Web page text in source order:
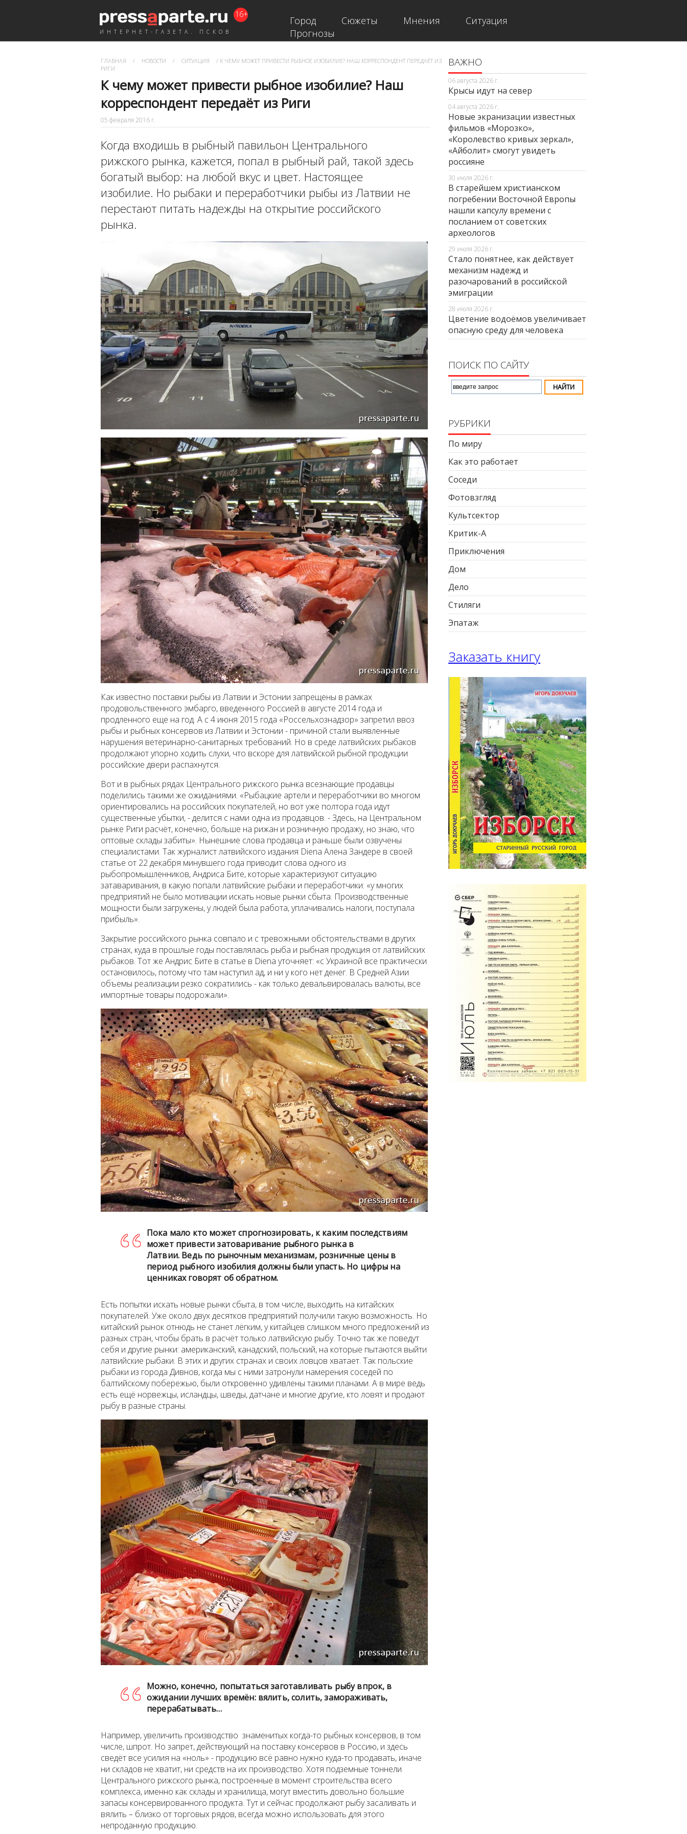
ИНТЕРНЕТ-ГАЗЕТА. ПСКОВ
16+
Город Сюжеты Мнения
Ситуация
Прогнозы
ГЛАВНАЯ / НОВОСТИ / СИТУАЦИЯ / К ЧЕМУ МОЖЕТ ПРИВЕСТИ РЫБНОЕ ИЗОБИЛИЕ? НАШ КОРРЕСПОНДЕНТ ПЕРЕДАЁТ ИЗ
РИГИ
К чему может привести рыбное изобилие? Наш
корреспондент передаёт из Риги
05 февраля 2016 г.
Когда входишь в рыбный павильон Центрального
рижского рынка, кажется, попал в рыбный рай, такой здесь
богатый выбор: на любой вкус и цвет. Настоящее
изобилие. Но рыбаки и переработчики рыбы из Латвии не
перестают питать надежды на открытие российского
рынка.
Как известно поставки рыбы из Латвии и Эстонии запрещены в рамках
продовольственного эмбарго, введенного Россией в августе 2014 года и
продленного еще на год. А с 4 июня 2015 года «Россельхознадзор» запретил ввоз
рыбы и рыбных консервов из Латвии и Эстонии - причиной стали выявленные
нарушения ветеринарно-санитарных требований. Но в среде латвийских рыбаков
продолжают упорно ходить слухи, что вскоре для латвийской рыбной продукции
российские двери распахнутся.
Вот и в рыбных рядах Центрального рижского рынка всезнающие продавцы
поделились такими же ожиданиями. «Рыбацкие артели и переработчики во многом
ориентировались на российских покупателей, но вот уже полтора года идут
существенные убытки, - делится с нами одна из продавцов. - Здесь, на Центральном
рынке Риги расчёт, конечно, больше на рижан и розничную продажу, но знаю, что
оптовые склады забиты». Нынешние слова продавца и раньше были озвучены
специалистами. Так журналист латвийского издания Diena Алена Зандере в своей
статье от 22 декабря минувшего года приводит слова одного из
рыбопромышленников, Андриса Бите, которые характеризуют ситуацию
затаваривания, в какую попали латвийские рыбаки и переработчики: «у многих
предприятий не было мотивации искать новые рынки сбыта. Производственные
мощности были загружены, у людей была работа, уплачивались налоги, поступала
прибыль».
Закрытие российского рынка совпало и с тревожными обстоятельствами в других
странах, куда в прошлые годы поставлялась рыба и рыбная продукция от латвийских
рыбаков. Тот же Андрис Бите в статье в Diena уточняет: «с Украиной все практически
остановилось, потому что там наступил ад, и ни у кого нет денег. В Средней Азии
объемы реализации резко сократились - как только девальвировалась валюты, все
импортные товары подорожали».
Пока мало кто может спрогнозировать, к каким последствиям
может привести затоваривание рыбного рынка в
Латвии. Ведь по рыночным механизмам, розничные цены в
период рыбного изобилия должны были упасть. Но цифры на
ценниках говорят об обратном.
Есть попытки искать новые рынки сбыта, в том числе, выходить на китайских
покупателей. Уже около двух десятков предприятий получили такую возможность. Но
китайский рынок отнюдь не станет лёгким, у китайцев слишком много предложений из
разных стран, чтобы брать в расчёт только латвийскую рыбу. Точно так же поведут
себя и другие рынки: американский, канадский, польский, на которые пытаются выйти
латвийские рыбаки. В этих и других странах и своих ловцов хватает. Так польские
рыбаки из города Дивнов, когда мы с ними затронули намерения соседей по
балтийскому побережью, были откровенно удивлены такими планами. А в мире ведь
есть ещё норвежцы, исландцы, шведы, датчане и многие другие, кто ловят и продают
рыбу в разные страны.
Можно, конечно, попытаться заготавливать рыбу впрок, в
ожидании лучших времён: вялить, солить, замораживать,
перерабатывать…
Например, увеличить производство знаменитых когда-то рыбных консервов, в том
числе, шпрот. Но запрет, действующий на поставку консервов в Россию, и здесь
сведёт все усилия на «ноль» - продукцию всё равно нужно куда-то продавать, иначе
ни складов не хватит, ни средств на их производство. Хотя подземные тоннели
Центрального рижского рынка, построенные в момент строительства всего
комплекса, именно как склады и хранилища, могут вместить довольно большие
запасы консервированного продукта. Тут и сейчас продолжают рыбу засаливать и
вялить – близко от торговых рядов, всегда можно использовать для этого
непроданную продукцию.
ВАЖНО
06 августа 2026 г.
Крысы идут на север
04 августа 2026 г.
Новые экранизации известных
фильмов «Морозко»,
«Королевство кривых зеркал»,
«Айболит» смогут увидеть
россияне
30 июля 2026 г.
В старейшем христианском
погребении Восточной Европы
нашли капсулу времени с
посланием от советских
археологов
29 июля 2026 г.
Стало понятнее, как действует
механизм надежд и
разочарований в российской
эмиграции
28 июля 2026 г.
Цветение водоёмов увеличивает
опасную среду для человека
ПОИСК ПО САЙТУ
РУБРИКИ
По миру
Как это работает
Соседи
Фотовзгляд
Культсектор
Критик-А
Приключения
Дом
Дело
Стиляги
Эпатаж
Заказать книгу